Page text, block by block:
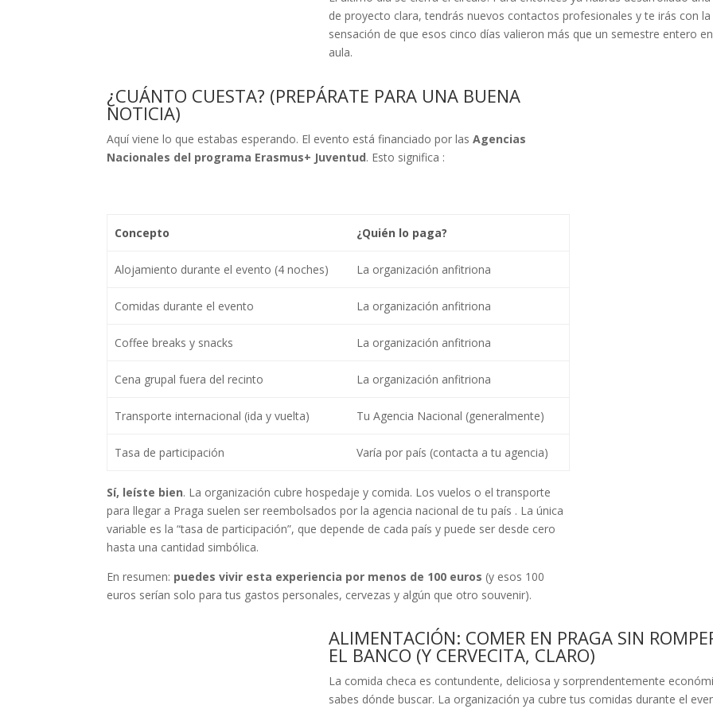
de proyecto clara, tendrás nuevos contactos profesionales y te irás con la
sensación de que esos cinco días valieron más que un semestre entero
aula.
¿CUÁNTO CUESTA? (PREPÁRATE PARA UNA BUENA
NOTICIA)
Aquí viene lo que estabas esperando. El evento está financiado por lasAgencias
Nacionales del programa Erasmus+ Juventud. Esto significa :
Concepto ¿Quién lo paga?
Alojamiento durante el evento (4 noches) La organización anfitriona
Comidas durante el evento La organización anfitriona
Coffee breaks y snacks La organización anfitriona
Cena grupal fuera del recinto La organización anfitriona
Transporte internacional (ida y vuelta) Tu Agencia Nacional (generalmente)
Tasa de participación Varía por país (contacta a tu agencia)
Sí, leíste bien. La organización cubre hospedaje y comida. Los vuelos o el transporte
para llegar a Praga suelen ser reembolsados por la agencia nacional de tu país . La única
variable es la “tasa de participación”, que depende de cada país y puede ser desde cero
hasta una cantidad simbólica.
En resumen: puedes vivir esta experiencia por menos de 100 euros (y esos 100
euros serían solo para tus gastos personales, cervezas y algún que otro souvenir).
ALIMENTACIÓN: COMER EN PRAGA SIN
EL BANCO (Y CERVECITA, CLARO)
La comida checa es contundente, deliciosa y sorprendentemente
sabes dónde buscar. La organización ya cubre tus comidas durante el